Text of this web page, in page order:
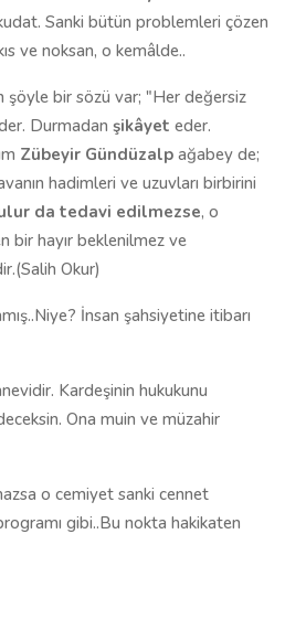
Sanki bütün problemleri çözen
ve noksan, o kemâlde..
şöyle bir sözü var; "Her değersiz
Durmadan şikâyet eder.
Zübeyir Gündüzalp ağabey de;
hadimleri ve uzuvları birbirini
da tedavi edilmezse, o
bir hayır beklenilmez ve
Okur)
İnsan şahsiyetine itibarı
Kardeşinin hukukunu
Ona muin ve müzahir
o cemiyet sanki cennet
gibi..Bu nokta hakikaten